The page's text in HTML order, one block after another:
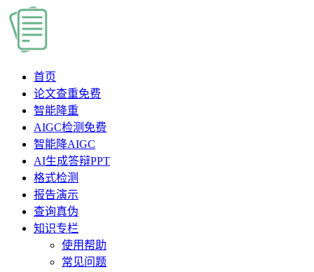
首页
论文查重免费
智能降重
AIGC检测 免费
智能降AIGC
AI生成答辩PPT
格式检测
报告演示
查询真伪
知识专栏
使用帮助
常见问题